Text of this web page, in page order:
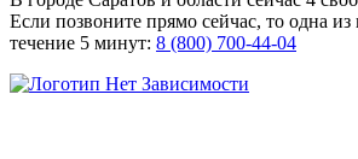
Если позвоните прямо сейчас, то одна
течение 5 минут: 8 (800) 700-44-04